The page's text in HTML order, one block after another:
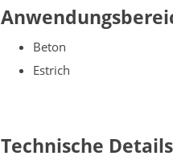
Beton
Estrich
Technische